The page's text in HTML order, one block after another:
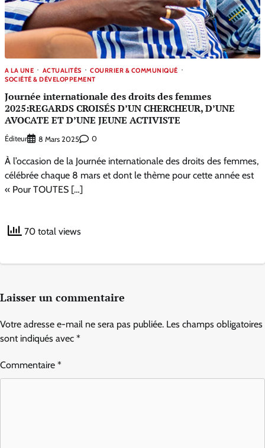
A LA UNE ACTUALITÉS
COURRIER & COMMUNIQUÉ
SOCIÉTÉ & DÉVELOPPEMENT
Journée internationale des droits des femmes
2025:REGARDS CROISÉS D’UN CHERCHEUR, D’UNE
AVOCATE ET D’UNE JEUNE ACTIVISTE
Éditeur 8 Mars 2025 0
À l’occasion de la Journée internationale des droits des femmes,
célébrée chaque 8 mars et dont le thème pour cette année est
« Pour TOUTES […]
70 total views
Laisser un commentaire
Votre adresse e-mail ne sera pas publiée. Les champs obligatoires
sont indiqués avec *
Commentaire *